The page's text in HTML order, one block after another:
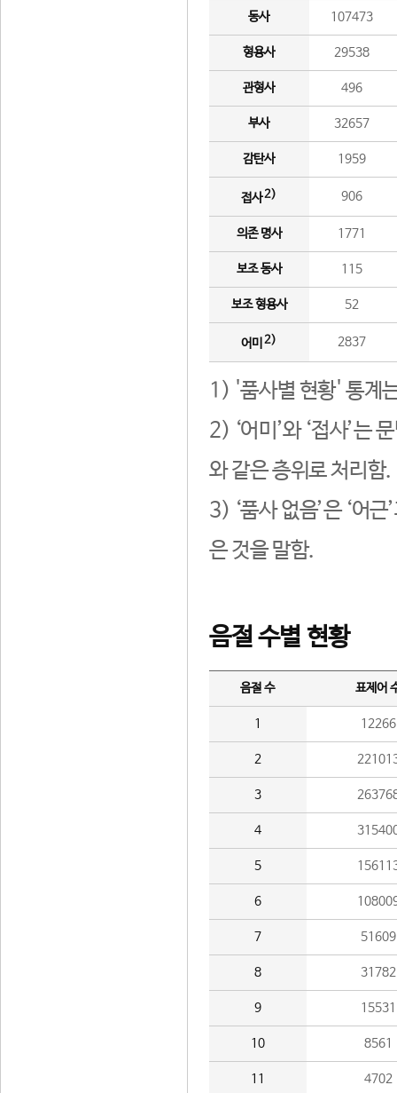
동사 107473
형용사 29538
관형사 496
부사 32657
감탄사 1959
접사2) 906
의존 명사 1771
보조 동사 115
보조 형용사 52
어미 2) 2837
1) '품사별 현황' 통계
2) ‘어미’와 ‘접사’는
와 같은 층위로 처리함.
3) ‘품사 없음’은 ‘어
은 것을 말함.
음절 수별 현황
음절 수 표제어
1 12266
2
3
4
5
6
7 51609
8 31782
9 15531
10 8561
11 4702